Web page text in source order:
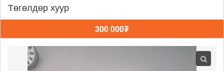
Төгөлдөр хуур
300 000₮